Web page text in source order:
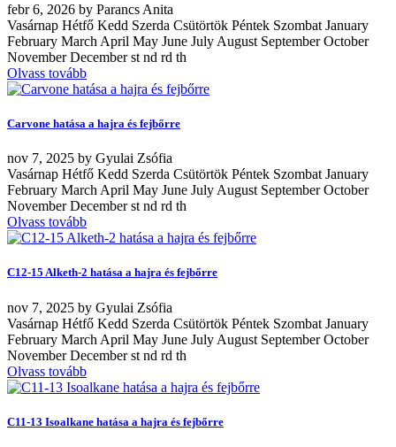
febr6, 2026 by Parancs Anita
Vasárnap Hétfő Kedd Szerda Csütörtök Péntek Szombat January
February March April May June July August September October
November December st nd rd th
Olvass tovább
Carvone hatása a hajra és fejbőrre
nov 7, 2025 by Gyulai Zsófia
Vasárnap Hétfő Kedd Szerda Csütörtök Péntek Szombat January
February March April May June July August September October
November December st nd rd th
Olvass tovább
C12-15 Alketh-2 hatása a hajra és fejbőrre
nov 7, 2025 by Gyulai Zsófia
Vasárnap Hétfő Kedd Szerda Csütörtök Péntek Szombat January
February March April May June July August September October
November December st nd rd th
Olvass tovább
C11-13 Isoalkane hatása a hajra és fejbőrre